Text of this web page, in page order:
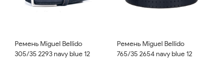
Ремень Miguel Bellido
305/35 2293 navy blue 12
Ремень Miguel Bellido
765/35 2654 navy blue 12